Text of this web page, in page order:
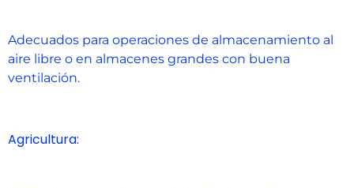
Adecuados para operaciones de almacenamiento al
aire libre o en almacenes grandes con buena
ventilación.
Agricultura: